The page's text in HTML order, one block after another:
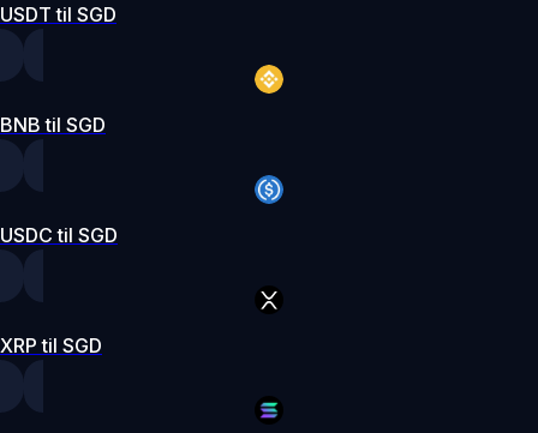
USDT til SGD
BNB til SGD
USDC til SGD
XRP til SGD